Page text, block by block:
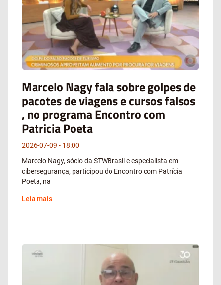
Marcelo Nagy fala sobre golpes de
pacotes de viagens e cursos falsos
, no programa Encontro com
Patricia Poeta
2026-07-09
18:00
Marcelo Nagy, sócio da STWBrasil e especialista em
cibersegurança, participou do Encontro com Patrícia
Poeta, na
Leia mais